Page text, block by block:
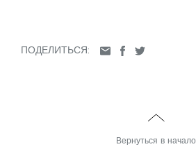
ПОДЕЛИТЬСЯ:
Вернуться в начало